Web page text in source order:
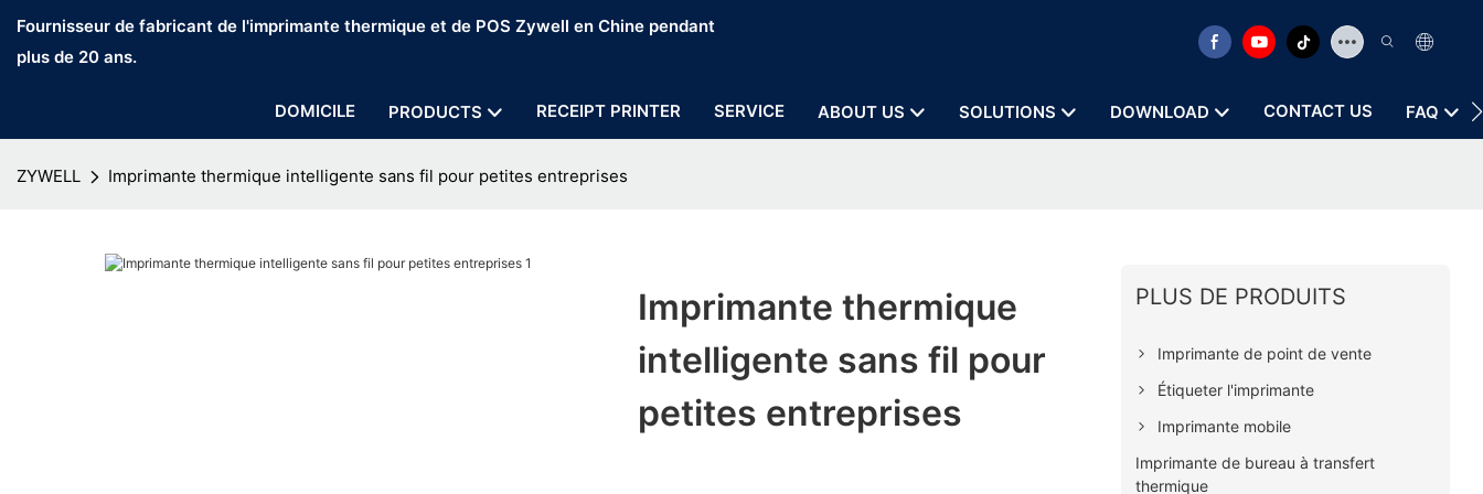
Fournisseur de fabricant de l'imprimante thermique et de POS Zywell en Chine pendant
plus de 20 ans.
DOMICILE PRODUCTS RECEIPT PRINTER SERVICE ABOUT US SOLUTIONS DOWNLOAD CONTACT US FAQ
ZYWELL Imprimante thermique intelligente sans fil pour petites entreprises
Imprimante thermique
intelligente sans fil pour
petites entreprises
PLUS DE PRODUITS
Imprimante de point de vente
Étiqueter l'imprimante
Imprimante mobile
Imprimante de bureau à transfert
thermique